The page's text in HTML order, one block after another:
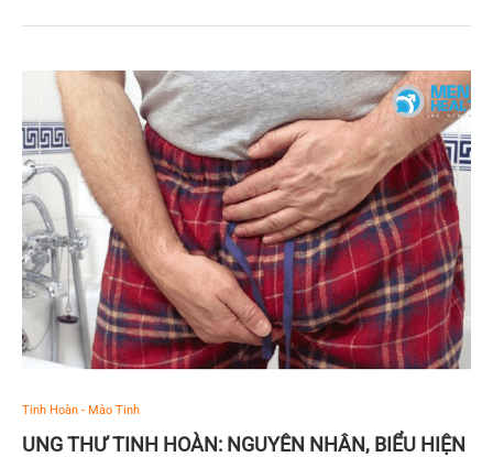
Tinh Hoàn - Mào Tinh
UNG THƯ TINH HOÀN: NGUYÊN NHÂN, BIỂU HIỆN